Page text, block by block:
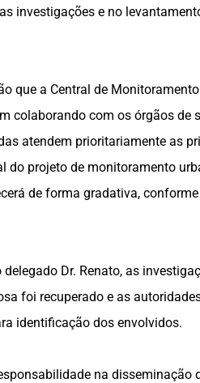
investigações e no
que a Central de
colaborando com os órgãos de
atendem prioritariamente as
do projeto de monitoramento
de forma gradativa,
Dr. Renato, as
foi recuperado e as
identificação dos envolvidos.
na disseminação